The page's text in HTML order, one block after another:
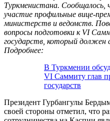
Туркменистана. Сообщалось,
участие профильные вице-
министерств и ведомств.
вопросы подготовки к VI
государств, который должен
Подробнее:
В Туркмении
VI Саммиту глав
государств
Президент Гурбангулы
своей стороны отметил, что